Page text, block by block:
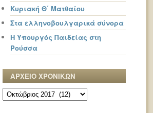
Κυριακή Θ΄ Ματθαίου
Στα ελληνοβουλγαρικά σύνορα
Η Υπουργός Παιδείας στη
Ρούσσα
ΑΡΧΕΙΟ ΧΡΟΝΙΚΩΝ
ΑΡΧΕΙΟ
ΧΡΟΝΙΚΩΝ